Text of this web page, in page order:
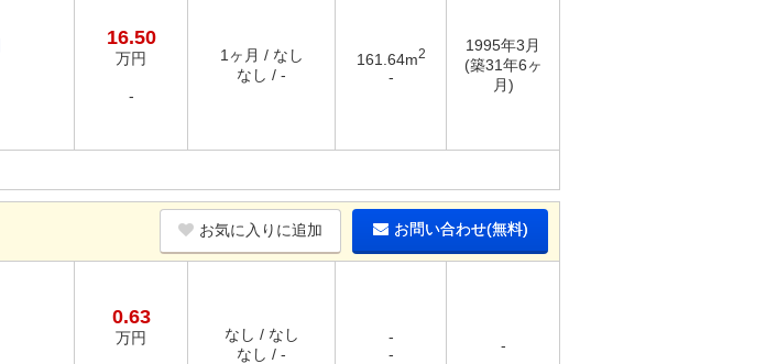
16.50
万円
-
1ヶ月 / なし
なし / -
161.64m2
-
1995年3月
(築31年6ヶ
月)
お気に入りに追加 お問い合わせ(無料)
0.63
万円
なし / なし
なし / -
-
-
-